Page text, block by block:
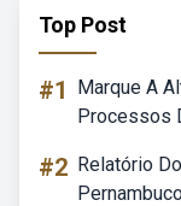
Top Post
#1
Marque A
Processos
#2 Relatório